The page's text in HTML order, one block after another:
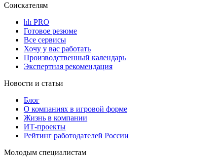
Соискателям
hh PRO
Готовое резюме
Все сервисы
Хочу у вас работать
Производственный календарь
Экспертная рекомендация
Новости и статьи
Блог
О компаниях в игровой форме
Жизнь в компании
ИТ-проекты
Рейтинг работодателей России
Молодым специалистам